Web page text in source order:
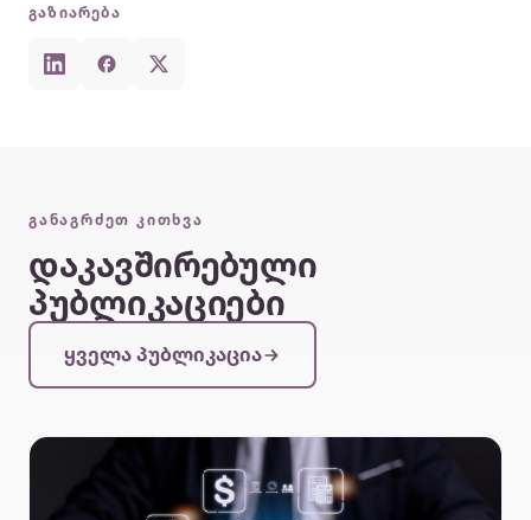
ᲒᲐᲖᲘᲐᲠᲔᲑᲐ
ᲒᲐᲜᲐᲒᲠᲫᲔᲗ ᲙᲘᲗᲮᲕᲐ
დაკავშირებული
პუბლიკაციები
ყველა პუბლიკაცია